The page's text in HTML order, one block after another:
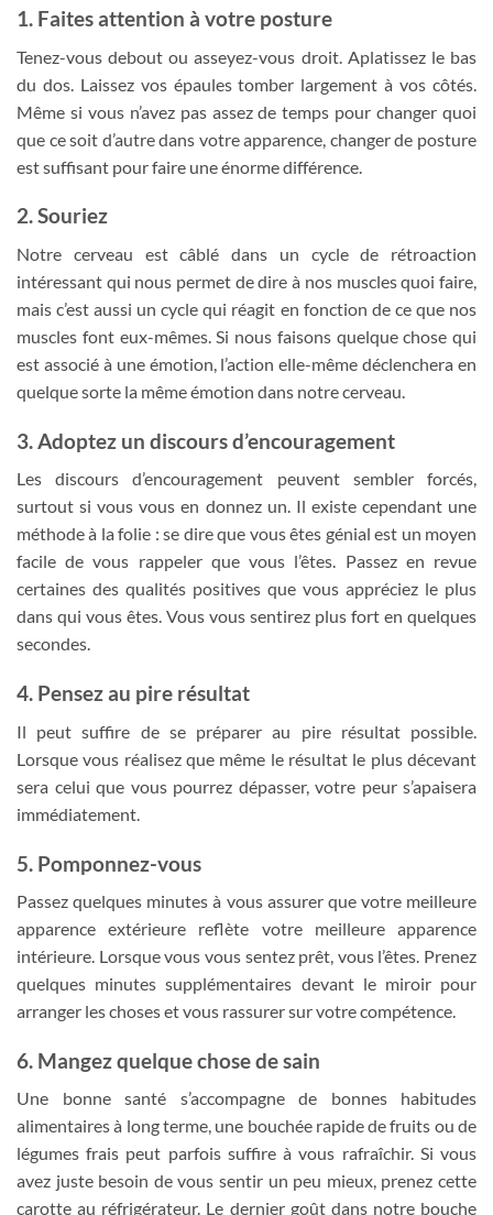
1. Faites attention à votre posture
Tenez-vous debout ou asseyez-vous droit. Aplatissez le bas
du dos. Laissez vos épaules tomber largement à vos côtés.
Même si vous n’avez pas assez de temps pour changer quoi
que ce soit d’autre dans votre apparence, changer de posture
est suffisant pour faire une énorme différence.
2. Souriez
Notre cerveau est câblé dans un cycle de rétroaction
intéressant qui nous permet de dire à nos muscles quoi faire,
mais c’est aussi un cycle qui réagit en fonction de ce que nos
muscles font eux-mêmes. Si nous faisons quelque chose qui
est associé à une émotion, l’action elle-même déclenchera en
quelque sorte la même émotion dans notre cerveau.
3. Adoptez un discours d’encouragement
Les discours d’encouragement peuvent sembler forcés,
surtout si vous vous en donnez un. Il existe cependant une
méthode à la folie : se dire que vous êtes génial est un moyen
facile de vous rappeler que vous l’êtes. Passez en revue
certaines des qualités positives que vous appréciez le plus
dans qui vous êtes. Vous vous sentirez plus fort en quelques
secondes.
4. Pensez au pire résultat
Il peut suffire de se préparer au pire résultat possible.
Lorsque vous réalisez que même le résultat le plus décevant
sera celui que vous pourrez dépasser, votre peur s’apaisera
immédiatement.
5. Pomponnez-vous
Passez quelques minutes à vous assurer que votre meilleure
apparence extérieure reflète votre meilleure apparence
intérieure. Lorsque vous vous sentez prêt, vous l’êtes. Prenez
quelques minutes supplémentaires devant le miroir pour
arranger les choses et vous rassurer sur votre compétence.
6. Mangez quelque chose de sain
Une bonne santé s’accompagne de bonnes habitudes
alimentaires à long terme, une bouchée rapide de fruits ou de
légumes frais peut parfois suffire à vous rafraîchir. Si vous
avez juste besoin de vous sentir un peu mieux, prenez cette
carotte au réfrigérateur. Le dernier goût dans notre bouche